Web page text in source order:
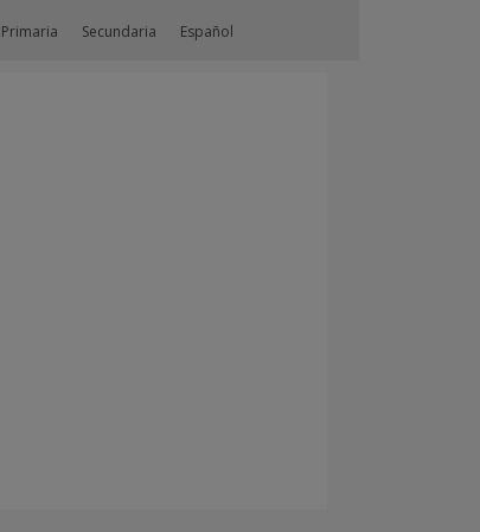
Primaria Secundaria Español